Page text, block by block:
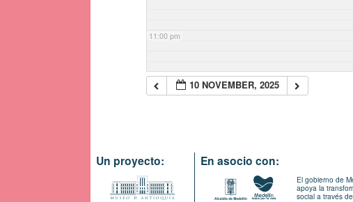
11:00 pm
10 NOVEMBER, 2025
Un proyecto: En asocio con:
El gobierno de
apoya la
social a través